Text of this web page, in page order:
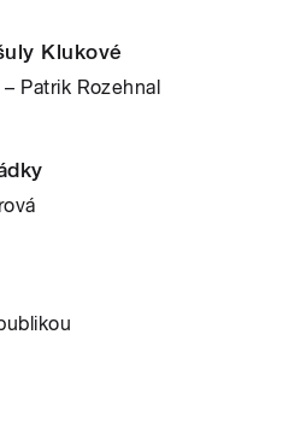
Klukové
Patrik Rozehnal